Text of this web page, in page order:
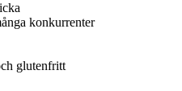
konkurrenter
glutenfritt